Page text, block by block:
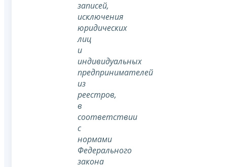
записей,
исключения
юридических
лиц
и
индивидуальных
предпринимателей
из
реестров,
в
соответствии
с
нормами
Федерального
закона